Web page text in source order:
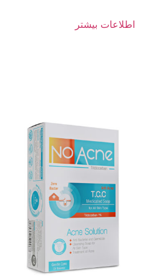
اطلاعات بیشتر